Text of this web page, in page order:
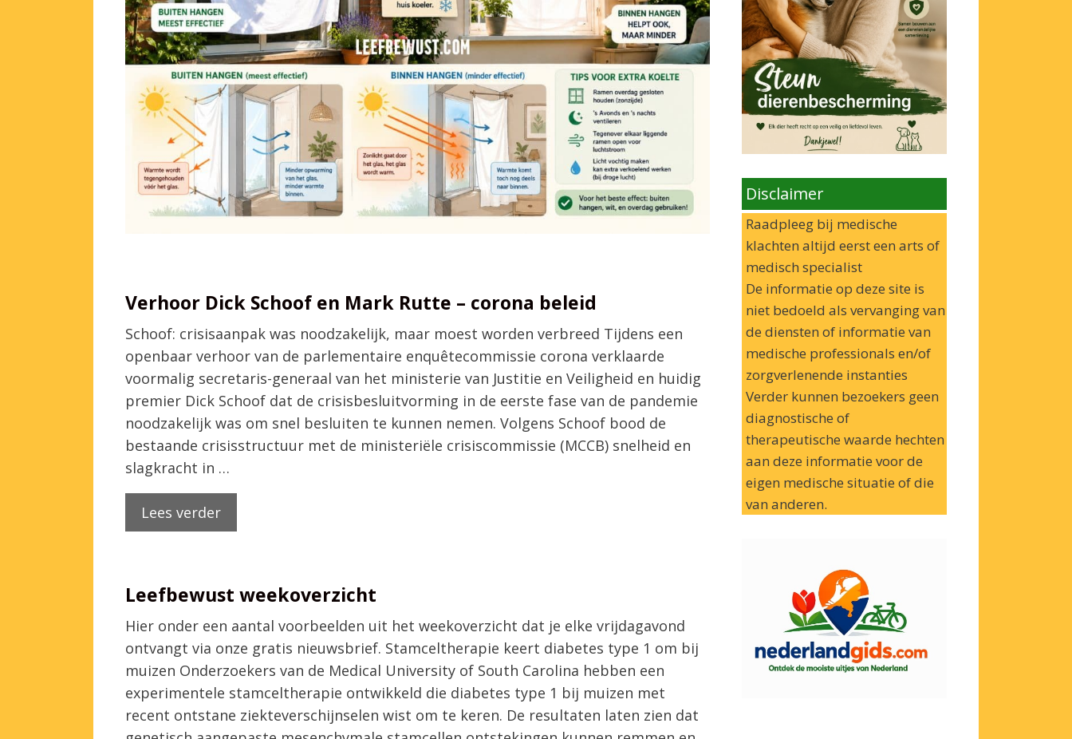
Verhoor Dick Schoof en Mark Rutte – corona beleid
Schoof: crisisaanpak was noodzakelijk, maar moest worden verbreed Tijdens een
openbaar verhoor van de parlementaire enquêtecommissie corona verklaarde
voormalig secretaris-generaal van het ministerie van Justitie en Veiligheid en huidig
premier Dick Schoof dat de crisisbesluitvorming in de eerste fase van de pandemie
noodzakelijk was om snel besluiten te kunnen nemen. Volgens Schoof bood de
bestaande crisisstructuur met de ministeriële crisiscommissie (MCCB) snelheid en
slagkracht in …
Lees verder
Leefbewust weekoverzicht
Hier onder een aantal voorbeelden uit het weekoverzicht dat je elke vrijdagavond
ontvangt via onze gratis nieuwsbrief. Stamceltherapie keert diabetes type 1 om bij
muizen Onderzoekers van de Medical University of South Carolina hebben een
experimentele stamceltherapie ontwikkeld die diabetes type 1 bij muizen met
recent ontstane ziekteverschijnselen wist om te keren. De resultaten laten zien dat
Disclaimer
Raadpleeg bij medische
klachten altijd eerst een arts of
medisch specialist
De informatie op deze site is
niet bedoeld als vervanging van
de diensten of informatie van
medische professionals en/of
zorgverlenende instanties
Verder kunnen bezoekers geen
diagnostische of
therapeutische waarde hechten
aan deze informatie voor de
eigen medische situatie of die
van anderen.